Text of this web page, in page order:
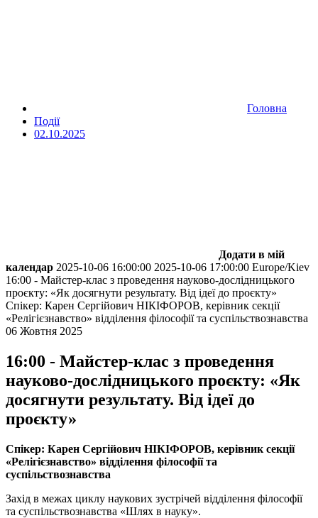
Головна
Події
02.10.2025
Додати в мій
календар 2025-10-06 16:00:00 2025-10-06 17:00:00 Europe/Kiev
16:00 - Майстер-клас з проведення науково-дослідницького
проєкту: «Як досягнути результату. Від ідеї до проєкту»
Спікер: Карен Сергійович НІКІФОРОВ, керівник секції
«Релігієзнавство» відділення філософії та суспільствознавства
06 Жовтня 2025
16:00 - Майстер-клас з проведення
науково-дослідницького проєкту: «Як
досягнути результату. Від ідеї до
проєкту»
Спікер: Карен Сергійович НІКІФОРОВ, керівник секції
«Релігієзнавство» відділення філософії та
суспільствознавства
Захід в межах циклу наукових зустрічей відділення філософії
та суспільствознавства «Шлях в науку».